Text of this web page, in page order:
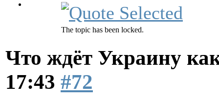
The topic has been locked.
Что ждёт Украину
17:43 #72